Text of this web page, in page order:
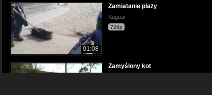
01:08
Zamiatanie plaży
Kuguar
720p
Zamyślony kot